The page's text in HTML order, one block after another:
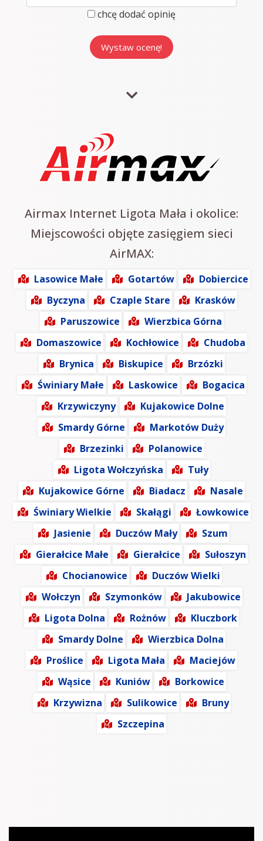
chcę dodać opinię
Airmax Internet Ligota Mała i okolice:
Miejscowości objęte zasięgiem sieci
AirMAX:
Lasowice Małe Gotartów
Dobiercice
Byczyna
Czaple Stare
Krasków
Paruszowice
Wierzbica Górna
Domaszowice
Kochłowice
Chudoba
Brynica
Biskupice
Brzózki
Świniary Małe
Laskowice
Bogacica
Krzywiczyny
Kujakowice Dolne
Smardy Górne
Markotów Duży
Brzezinki
Polanowice
Ligota Wołczyńska
Tuły
Kujakowice Górne
Biadacz
Nasale
Świniary Wielkie
Skałągi
Łowkowice
Jasienie
Duczów Mały
Szum
Gierałcice Małe
Gierałcice
Sułoszyn
Chocianowice
Duczów Wielki
Wołczyn
Szymonków
Jakubowice
Ligota Dolna
Rożnów
Kluczbork
Smardy Dolne
Wierzbica Dolna
Proślice
Ligota Mała
Maciejów
Wąsice
Kuniów
Borkowice
Krzywizna
Sulikowice
Bruny
Szczepina